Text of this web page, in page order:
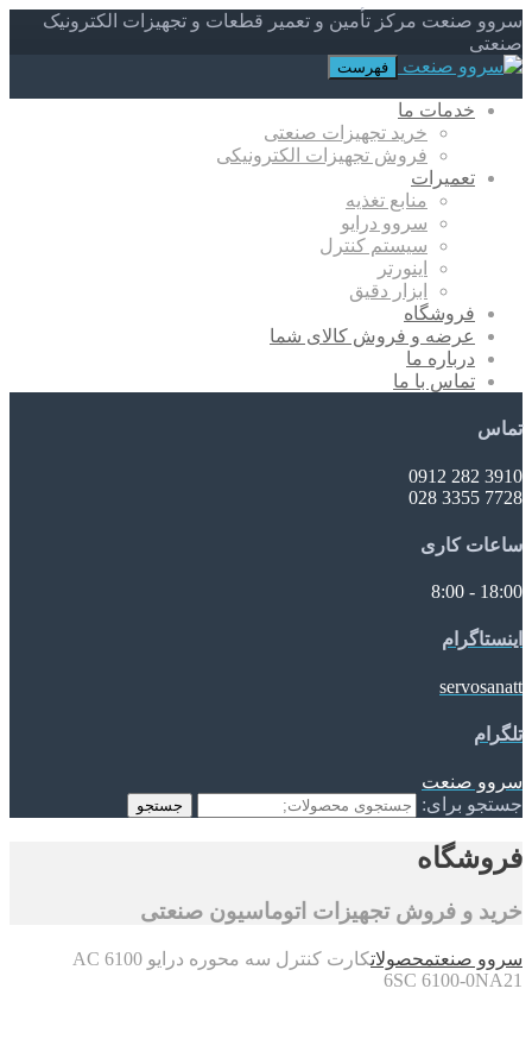
سروو صنعت مرکز تأمین و تعمیر قطعات و تجهیزات الکترونیک
صنعتی
فهرست
خدمات ما
خرید تجهیزات صنعتی
فروش تجهیزات الکترونیکی
تعمیرات
منابع تغذیه
سروو درایو
سیستم کنترل
اینورتر
ابزار دقیق
فروشگاه
عرضه و فروش کالای شما
درباره ما
تماس با ما
تماس
3910 282 0912
7728 3355 028
ساعات کاری
18:00 - 8:00
اینستاگرام
servosanatt
تلگرام
سروو صنعت
جستجو برای:
جستجو
فروشگاه
خرید و فروش تجهیزات اتوماسیون صنعتی
سروو صنعتمحصولاتکارت کنترل سه محوره درایو 6100 AC
6SC 6100-0NA21